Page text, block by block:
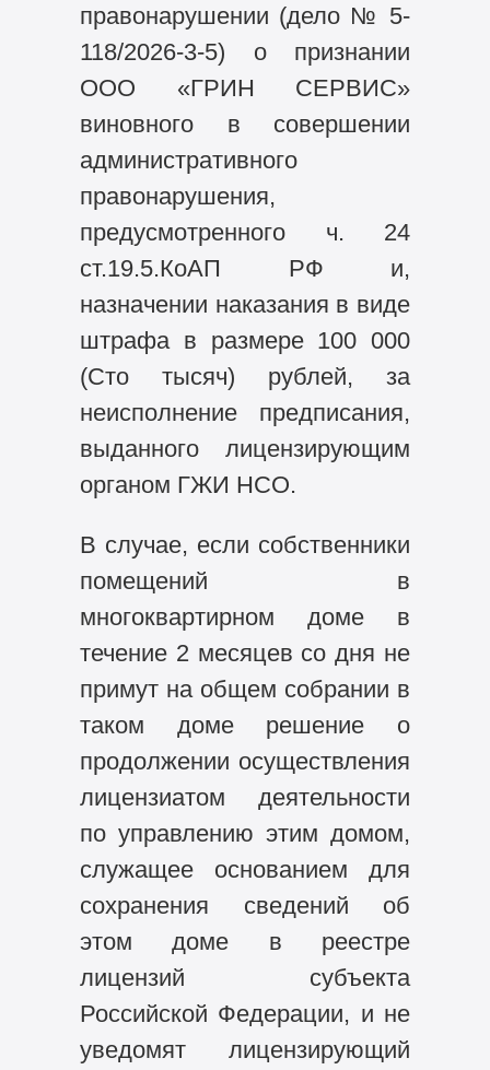
правонарушении (дело № 5-
118/2026-3-5) о признании
ООО «ГРИН СЕРВИС»
виновного в совершении
административного
правонарушения,
предусмотренного ч. 24
ст.19.5.КоАП РФ и,
назначении наказания в виде
штрафа в размере 100 000
(Сто тысяч) рублей, за
неисполнение предписания,
выданного лицензирующим
органом ГЖИ НСО.
В случае, если собственники
помещений в
многоквартирном доме в
течение 2 месяцев со дня не
примут на общем собрании в
таком доме решение о
продолжении осуществления
лицензиатом деятельности
по управлению этим домом,
служащее основанием для
сохранения сведений об
этом доме в реестре
лицензий субъекта
Российской Федерации, и не
уведомят лицензирующий